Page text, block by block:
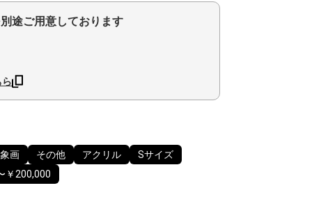
途ご用意しております
画 その他 アクリル
Sサイズ
￥200,000